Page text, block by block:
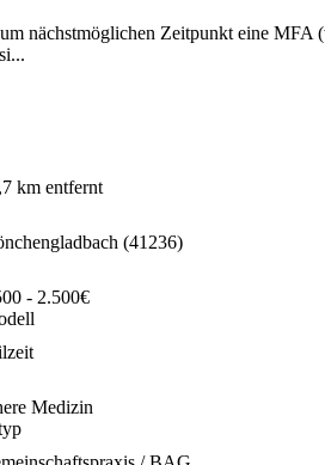
nächstmöglichen Zeitpunkt eine MFA
km entfernt
(41236)
- 2.500€
Medizin